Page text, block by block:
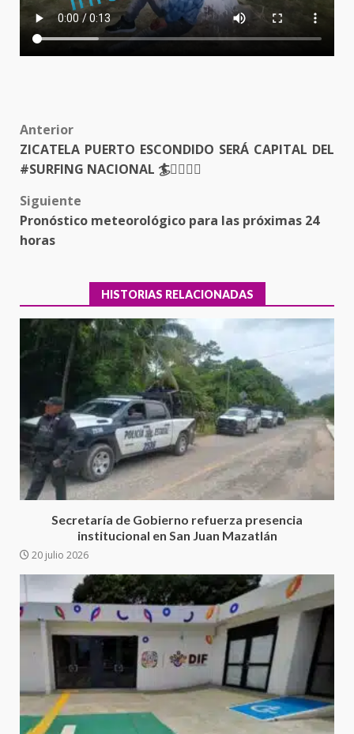
Post
navigation
Anterior
ZICATELA PUERTO ESCONDIDO SERÁ CAPITAL DEL
#SURFING NACIONAL 🏄🏄‍♂️🏄‍♀️
Siguiente
Pronóstico meteorológico para las próximas 24
horas
HISTORIAS RELACIONADAS
Secretaría de Gobierno refuerza presencia
institucional en San Juan Mazatlán
20 julio 2026
3
Ciudad Salud: justicia social para
Oaxaca
5 agosto 2026
4
Encuentro de Ariadna Montiel
Cruz reafirma la consolidación
de la transformación en
territorio oaxaqueño
30 julio 2026
Secretaría de Gobierno refuerza
presencia institucional en San
Juan Mazatlán
20 julio 2026